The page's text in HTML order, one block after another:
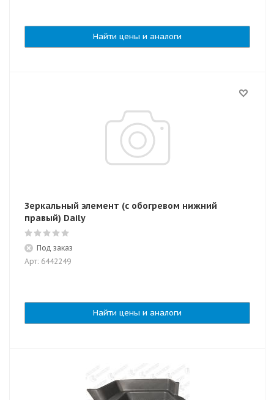
Найти цены и аналоги
Зеркальный элемент (с обогревом нижний
правый) Daily
Под заказ
Арт: 6442249
Найти цены и аналоги